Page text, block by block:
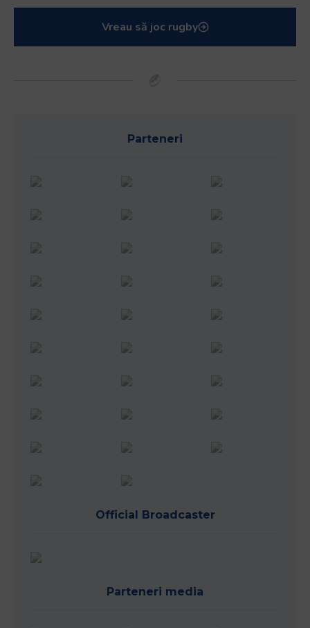
Vreau să joc rugby
Parteneri
Official Broadcaster
Parteneri media